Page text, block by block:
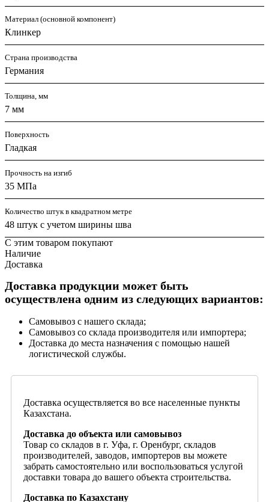
Материал (основной компонент)
Клинкер
Страна производства
Германия
Толщина, мм
7 мм
Поверхность
Гладкая
Прочность на изгиб
35 МПа
Количество штук в квадратном метре
48 штук с учетом ширины шва
С этим товаром покупают
Наличие
Доставка
Доставка продукции может быть
осуществлена одним из следующих вариантов:
Самовывоз с нашего склада;
Самовывоз со склада производителя или импортера;
Доставка до места назначения с помощью нашей
логистической службы.
Доставка осуществляется во все населенные пункты
Казахстана.
Доставка до объекта или самовывоз
Товар со складов в г. Уфа, г. Оренбург, складов
производителей, заводов, импортеров вы можете
забрать самостоятельно или воспользоваться услугой
доставки товара до вашего объекта строительства.
Доставка по Казахстану